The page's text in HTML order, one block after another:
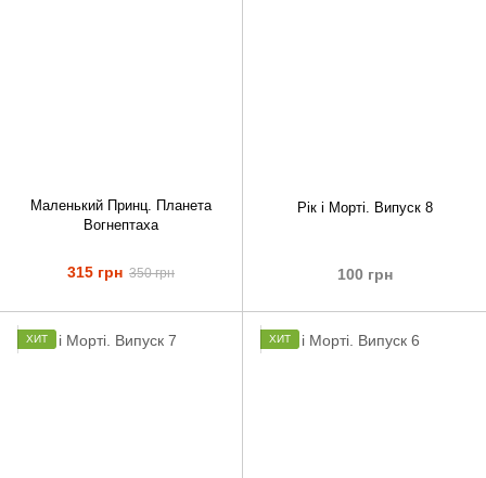
Маленький Принц. Планета
Вогнептаха
315 грн 350 грн
Рік і Морті. Випуск 8
100 грн
ХИТ ХИТ